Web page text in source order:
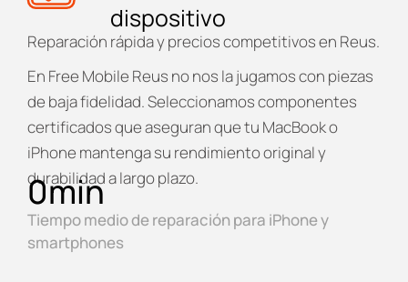
dispositivo
Reparación rápida y precios competitivos en Reus.
En Free Mobile Reus no nos la jugamos con piezas
de baja fidelidad. Seleccionamos componentes
certificados que aseguran que tu MacBook o
iPhone mantenga su rendimiento original y
durabilidad a largo plazo.
Tiempo medio de reparación para iPhone y
smartphones
0min